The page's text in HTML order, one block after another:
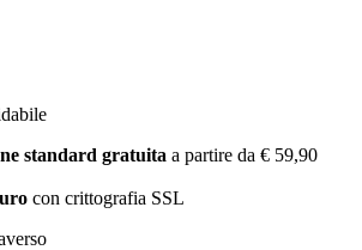
standard gratuita a partire da € 59,90
con crittografia SSL